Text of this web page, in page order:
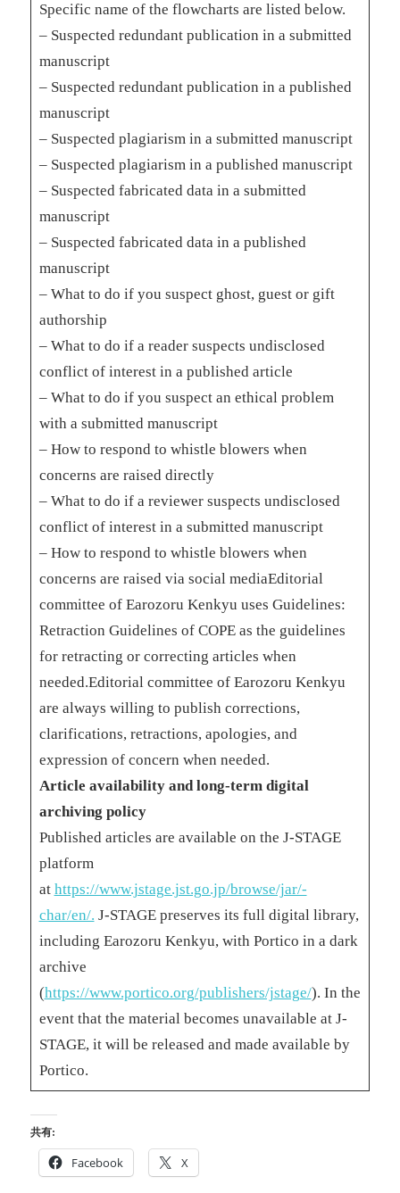
Specific name of the flowcharts are listed below.
– Suspected redundant publication in a submitted
manuscript
– Suspected redundant publication in a published
manuscript
– Suspected plagiarism in a submitted manuscript
– Suspected plagiarism in a published manuscript
– Suspected fabricated data in a submitted
manuscript
– Suspected fabricated data in a published
manuscript
– What to do if you suspect ghost, guest or gift
authorship
– What to do if a reader suspects undisclosed
conflict of interest in a published article
– What to do if you suspect an ethical problem
with a submitted manuscript
– How to respond to whistle blowers when
concerns are raised directly
– What to do if a reviewer suspects undisclosed
conflict of interest in a submitted manuscript
– How to respond to whistle blowers when
concerns are raised via social mediaEditorial
committee of Earozoru Kenkyu uses Guidelines:
Retraction Guidelines of COPE as the guidelines
for retracting or correcting articles when
needed.Editorial committee of Earozoru Kenkyu
are always willing to publish corrections,
clarifications, retractions, apologies, and
expression of concern when needed.
Article availability and long-term digital
archiving policy
Published articles are available on the J-STAGE
platform
at https://www.jstage.jst.go.jp/browse/jar/-
char/en/. J-STAGE preserves its full digital library,
including Earozoru Kenkyu, with Portico in a dark
archive
(https://www.portico.org/publishers/jstage/). In the
event that the material becomes unavailable at J-
STAGE, it will be released and made available by
Portico.
共有:
Facebook X